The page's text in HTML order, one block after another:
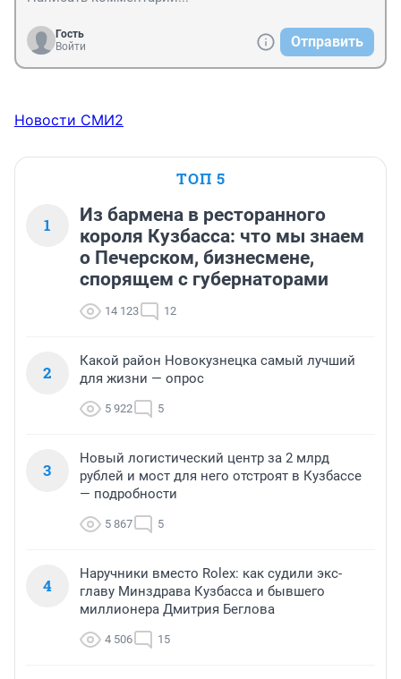
Гость
Войти
Отправить
Новости СМИ2
ТОП 5
1
Из бармена в ресторанного
короля Кузбасса: что мы знаем
о Печерском, бизнесмене,
спорящем с губернаторами
14 123 12
2
Какой район Новокузнецка самый лучший
для жизни — опрос
5 922 5
3
Новый логистический центр за 2 млрд
рублей и мост для него отстроят в Кузбассе
— подробности
5 867 5
4
Наручники вместо Rolex: как судили экс-
главу Минздрава Кузбасса и бывшего
миллионера Дмитрия Беглова
4 506 15